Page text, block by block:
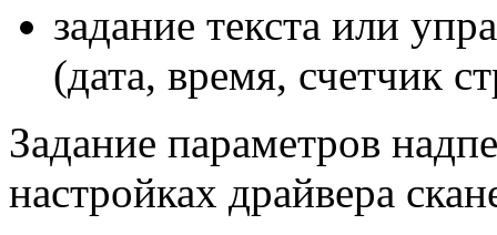
задание текста или
(дата, время, счетчик
Задание параметров
настройках драйвера